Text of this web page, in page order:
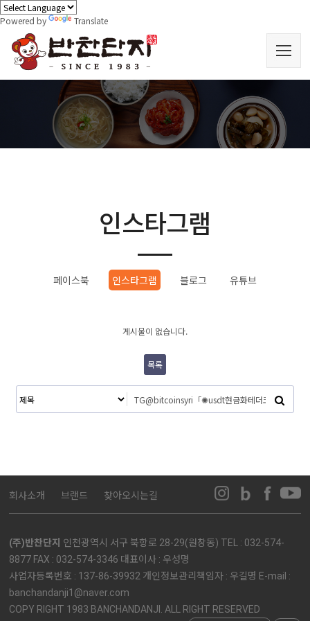
Powered by Translate
인스타그램
페이스북 인스타그램 블로그 유튜브
게시물이 없습니다.
목록
회사소개 브랜드 찾아오시는길
(주)반찬단지 인천광역시 서구 북항로 28-29(원창동) TEL : 032-574-
8877 FAX : 032-574-3346 대표이사 : 우성명
사업자등록번호 : 137-86-39932 개인정보관리책임자 : 우길명 E-mail :
banchandanji1@naver.com
COPY RIGHT 1983 BANCHANDANJI. ALL RIGHT RESERVED